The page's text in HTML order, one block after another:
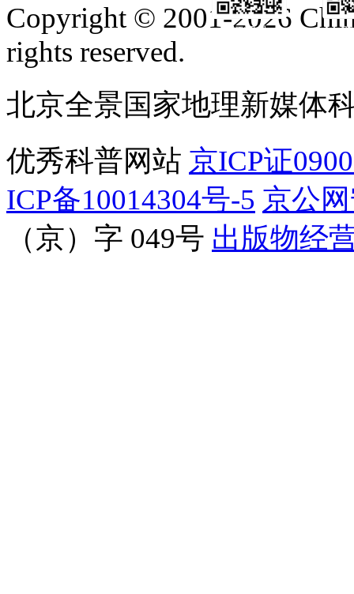
订阅号
Copyright © 2001-2026
rights reserved.
北京全景国家地理新媒体
优秀科普网站 京ICP证
ICP备10014304号-5 京公
（京）字 049号 出版物经